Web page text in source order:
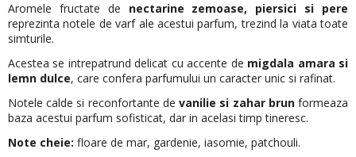
Aromele fructate de nectarine zemoase, piersici si pere
reprezinta notele de varf ale acestui parfum, trezind la viata toate
simturile.
Acestea se intrepatrund delicat cu accente de migdala amara si
lemn dulce, care confera parfumului un caracter unic si rafinat.
Notele calde si reconfortante devanilie si zahar brunformeaza
baza acestui parfum sofisticat, dar in acelasi timp tineresc.
Note cheie: floare de mar, gardenie, iasomie, patchouli.